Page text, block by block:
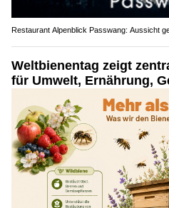
Restaurant Alpenblick Passwang: Aussicht
Weltbienentag zeigt
für Umwelt, Ernährung,